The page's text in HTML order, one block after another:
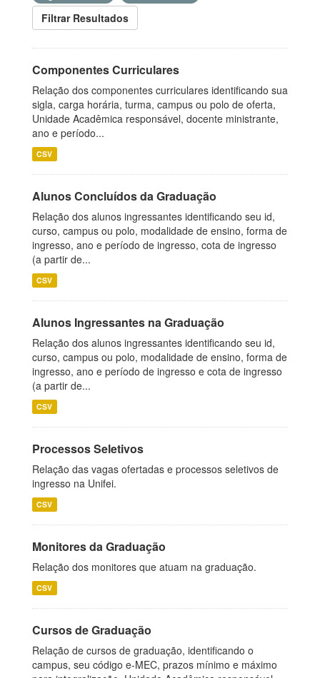
Filtrar Resultados
Componentes Curriculares
Relação dos componentes curriculares identificando sua
sigla, carga horária, turma, campus ou polo de oferta,
Unidade Acadêmica responsável, docente ministrante,
ano e período...
CSV
Alunos Concluídos da Graduação
Relação dos alunos ingressantes identificando seu id,
curso, campus ou polo, modalidade de ensino, forma de
ingresso, ano e período de ingresso, cota de ingresso
(a partir de...
CSV
Alunos Ingressantes na Graduação
Relação dos alunos ingressantes identificando seu id,
curso, campus ou polo, modalidade de ensino, forma de
ingresso, ano e período de ingresso e cota de ingresso
(a partir de...
CSV
Processos Seletivos
Relação das vagas ofertadas e processos seletivos de
ingresso na Unifei.
CSV
Monitores da Graduação
Relação dos monitores que atuam na graduação.
CSV
Cursos de Graduação
Relação de cursos de graduação, identificando o
campus, seu código e-MEC, prazos mínimo e máximo